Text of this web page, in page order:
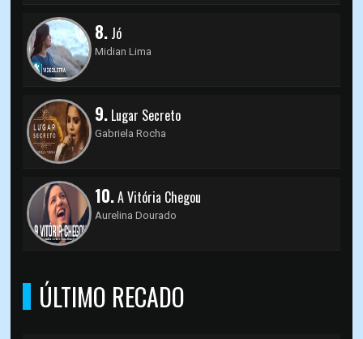
8. Jó
Midian Lima
9. Lugar Secreto
Gabriela Rocha
10.A Vitória Chegou
Aurelina Dourado
ÚLTIMO RECADO